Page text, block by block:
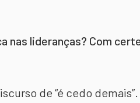
nas lideranças? Com
de “é cedo demais”.